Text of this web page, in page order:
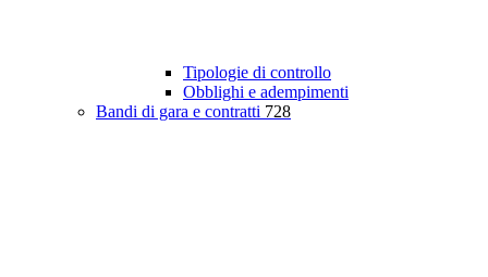
Tipologie di controllo
Obblighi e adempimenti
Bandi di gara e contratti 728